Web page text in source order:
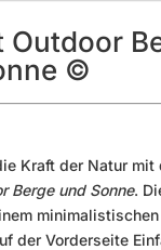
Outdoor
©
Kraft der Natur mit
Berge und Sonne.
minimalistischen
der Vorderseite